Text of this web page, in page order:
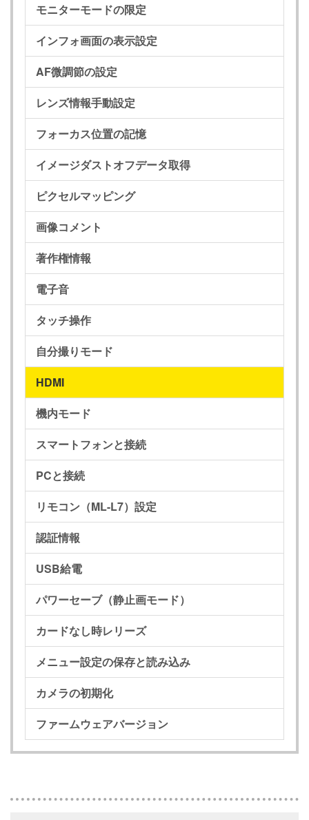
モニターモードの限定
インフォ画面の表示設定
AF微調節の設定
レンズ情報手動設定
フォーカス位置の記憶
イメージダストオフデータ取得
ピクセルマッピング
画像コメント
著作権情報
電子音
タッチ操作
自分撮りモード
HDMI
機内モード
スマートフォンと接続
PCと接続
リモコン（ML-L7）設定
認証情報
USB給電
パワーセーブ（静止画モード）
カードなし時レリーズ
メニュー設定の保存と読み込み
カメラの初期化
ファームウェアバージョン